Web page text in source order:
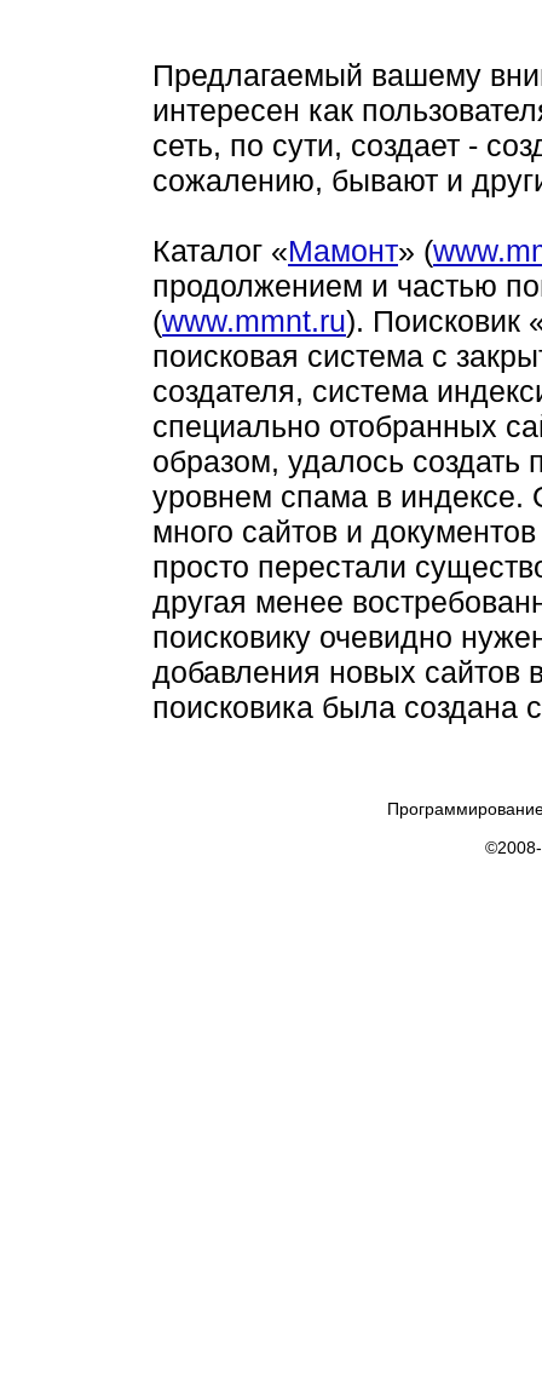
Предлагаемый вашему
интересен как
сеть, по сути, создает -
сожалению, бывают и
Каталог «Мамонт» (
продолжением и частью
(www.mmnt.ru). Поисковик
поисковая система с
создателя, система
специально отобранных
образом, удалось
уровнем спама в индексе.
много сайтов и
просто перестали
другая менее
поисковику очевидно
добавления новых сайтов
поисковика была создана